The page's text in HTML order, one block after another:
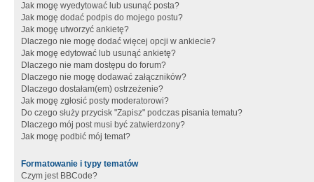
Jak mogę wyedytować lub usunąć posta?
Jak mogę dodać podpis do mojego postu?
Jak mogę utworzyć ankietę?
Dlaczego nie mogę dodać więcej opcji w ankiecie?
Jak mogę edytować lub usunąć ankietę?
Dlaczego nie mam dostępu do forum?
Dlaczego nie mogę dodawać załączników?
Dlaczego dostałam(em) ostrzeżenie?
Jak mogę zgłosić posty moderatorowi?
Do czego służy przycisk "Zapisz" podczas pisania tematu?
Dlaczego mój post musi być zatwierdzony?
Jak mogę podbić mój temat?
Formatowanie i typy tematów
Czym jest BBCode?